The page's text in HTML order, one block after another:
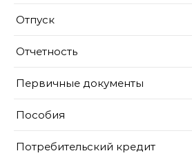
Отпуск
Отчетность
Первичные документы
Пособия
Потребительский кредит